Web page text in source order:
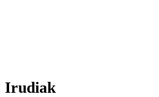
Irudiak